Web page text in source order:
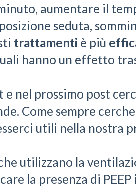
aumentare il
seduta,
trattamenti è più
hanno un effetto
e nel prossimo post
Come sempre
utili nella nostra
utilizzano la
la presenza di